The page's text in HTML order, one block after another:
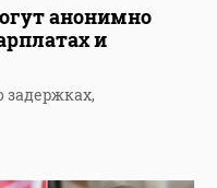
анонимно
и